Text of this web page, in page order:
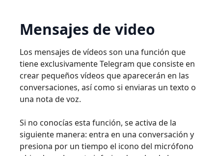
Mensajes de video
Los mensajes de vídeos son una función que
tiene exclusivamente Telegram que consiste en
crear pequeños vídeos que aparecerán en las
conversaciones, así como si enviaras un texto o
una nota de voz.
Si no conocías esta función, se activa de la
siguiente manera: entra en una conversación y
presiona por un tiempo el icono del micrófono